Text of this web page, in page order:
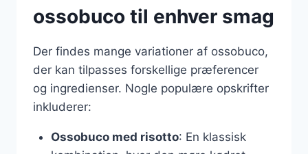
ossobuco til enhver smag
Der findes mange variationer af ossobuco,
der kan tilpasses forskellige præferencer
og ingredienser. Nogle populære opskrifter
inkluderer:
Ossobuco med risotto: En klassisk